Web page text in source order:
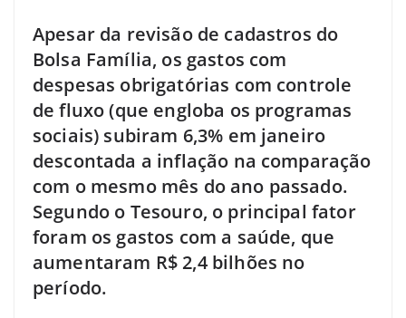
Apesar da revisão de cadastros do
Bolsa Família, os gastos com
despesas obrigatórias com controle
de fluxo (que engloba os programas
sociais) subiram 6,3% em janeiro
descontada a inflação na comparação
com o mesmo mês do ano passado.
Segundo o Tesouro, o principal fator
foram os gastos com a saúde, que
aumentaram R$ 2,4 bilhões no
período.